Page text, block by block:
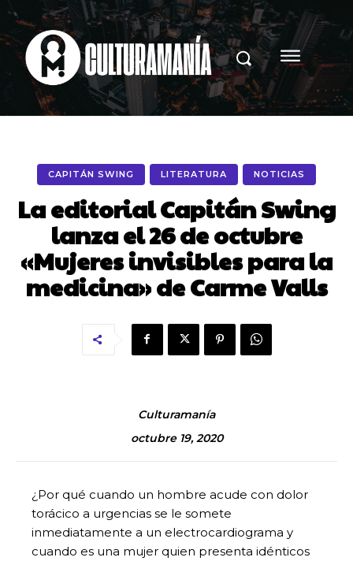
CAPITÁN SWING LITERATURA NOTICIAS
La editorial Capitán Swing
lanza el 26 de octubre
«Mujeres invisibles para la
medicina» de Carme Valls
Culturamanía
octubre 19, 2020
¿Por qué cuando un hombre acude con dolor
torácico a urgencias se le somete
inmediatamente a un electrocardiograma y
cuando es una mujer quien presenta idénticos